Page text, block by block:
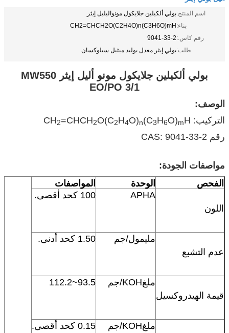
اسم المنتج:بولي ألكيلين جلايكول مونواليليل إيثر
بناء:CH2=CHCH2O(C2H4O)n(C3H6O)mH
رقم كاس.:9041-33-2
طلب:بولي إيثر معدل بوليد ميثيل سيلوكسان
بولي ألكيلين جلايكول مونو أليل إيثر MW550
EO/PO 3/1
الوصف:
التركيب: CH
2=CHCH2O(C2H4O)n(C3H6O)mH
رقم CAS: 9041-33-2
مواصفات الجودة:
الفحص
الوحدة المواصفات
اللون
APHA 100 كحد أقصى.
عدم التشبع
مليمول/جم 1.50 كحد أدنى.
قيمة الهيدروكسيل
ملغKOH/جم 93.5~112.2
ملغKOH/جم 0.15 كحد أقصى.